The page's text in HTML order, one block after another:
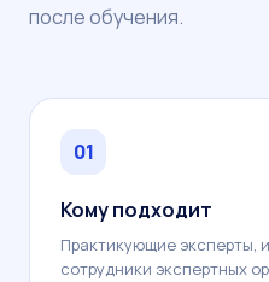
после обучения.
01
Кому подходит
Практикующие эксперты,
сотрудники экспертных